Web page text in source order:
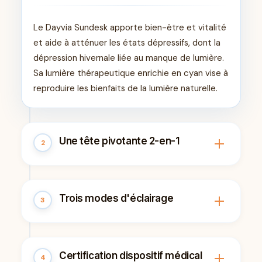
Le Dayvia Sundesk apporte bien-être et vitalité
et aide à atténuer les états dépressifs, dont la
dépression hivernale liée au manque de lumière.
Sa lumière thérapeutique enrichie en cyan vise à
reproduire les bienfaits de la lumière naturelle.
2 Une tête pivotante 2-en-1
lampe de luminothérapie à lampe d'appoint.
votre espace de travail au quotidien.
3 Trois modes d'éclairage
thérapeutiques enrichis en cyan ainsi qu'un
4 Certification dispositif médical